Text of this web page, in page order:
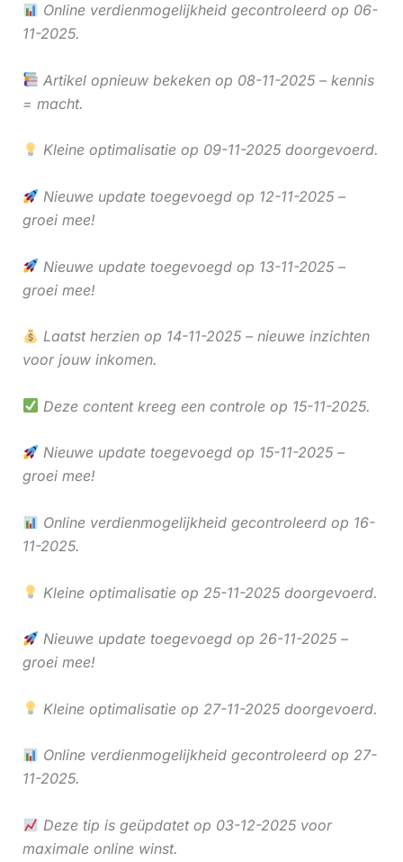
Online verdienmogelijkheid gecontroleerd op 06-
11-2025.
Artikel opnieuw bekeken op 08-11-2025 – kennis
= macht.
Kleine optimalisatie op 09-11-2025 doorgevoerd.
Nieuwe update toegevoegd op 12-11-2025 –
groei mee!
Nieuwe update toegevoegd op 13-11-2025 –
groei mee!
Laatst herzien op 14-11-2025 – nieuwe inzichten
voor jouw inkomen.
Deze content kreeg een controle op 15-11-2025.
Nieuwe update toegevoegd op 15-11-2025 –
groei mee!
Online verdienmogelijkheid gecontroleerd op 16-
11-2025.
Kleine optimalisatie op 25-11-2025 doorgevoerd.
Nieuwe update toegevoegd op 26-11-2025 –
groei mee!
Kleine optimalisatie op 27-11-2025 doorgevoerd.
Online verdienmogelijkheid gecontroleerd op 27-
11-2025.
Deze tip is geüpdatet op 03-12-2025 voor
maximale online winst.